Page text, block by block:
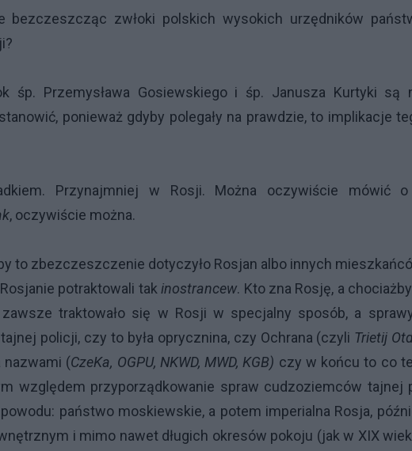
bezczeszcząc zwłoki polskich wysokich urzędników
śp. Przemysława Gosiewskiego i śp. Janusza Kurtyki są
ponieważ gdyby polegały na prawdzie, to implikacje
Przynajmniej w Rosji. Można oczywiście mówić
, oczywiście można.
to zbezczeszczenie dotyczyło Rosjan albo innych
potraktowali tak inostrancew. Kto zna Rosję, a
traktowało się w Rosji w specjalny sposób, a
policji, czy to była oprycznina, czy Ochrana (czyli Trietij
(CzeKa, OGPU, NKWD, MWD, KGB) czy w końcu to co
względem przyporządkowanie spraw cudzoziemców tajnej
państwo moskiewskie, a potem imperialna Rosja,
i mimo nawet długich okresów pokoju (jak w XIX